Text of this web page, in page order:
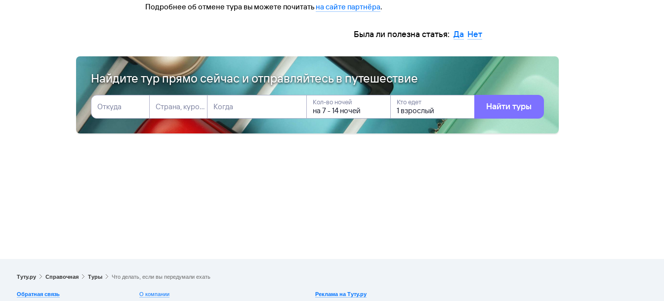
Подробнее об отмене тура вы можете почитать на сайте партнёра.
Была ли полезна статья: Да Нет
Найдите тур прямо сейчас и отправляйтесь в путешествие
Откуда Страна, курорт или отель Когда Кол-во ночей Кто едет Найти туры
Туту.ру Справочная Туры Что делать, если вы передумали ехать
Обратная связь
О компании
Реклама на Туту.ру